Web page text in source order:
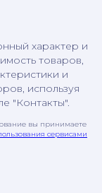
характер и
товаров,
и
используя
"Контакты".
вы принимаете
сервисами